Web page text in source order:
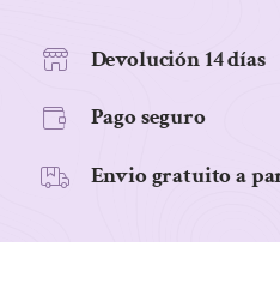
Devolución 14 días
Pago seguro
Envio gratuito a